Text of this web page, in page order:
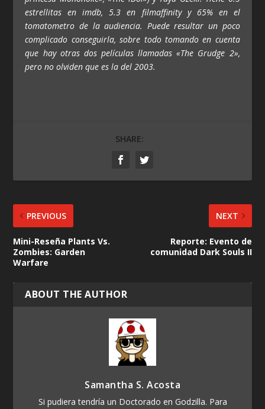
estrellitas en imdb, 5.3 en filmaffinity y 65% en el
tomatometro de la audiencia. Puede resultar un poco
complicado conseguirla, sobre todo tomando en cuenta
que hay otras dos películas llamadas «The Grudge 2»,
pero no olviden que es la del 2003.
SHARE:
PREVIOUS
Mini-Reseña Plants Vs.
Zombies: Garden
Warfare
NEXT
Reporte: Evento de
comunidad Dark Souls II
ABOUT THE AUTHOR
Samantha S. Acosta
Si pudiera tendría un Doctorado en Godzilla. Para